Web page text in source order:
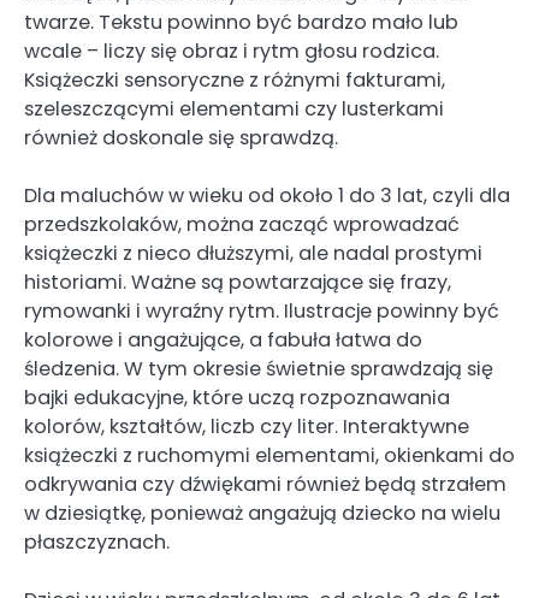
twarze. Tekstu powinno być bardzo mało lub
wcale – liczy się obraz i rytm głosu rodzica.
Książeczki sensoryczne z różnymi fakturami,
szeleszczącymi elementami czy lusterkami
również doskonale się sprawdzą.
Dla maluchów w wieku od około 1 do 3 lat, czyli dla
przedszkolaków, można zacząć wprowadzać
książeczki z nieco dłuższymi, ale nadal prostymi
historiami. Ważne są powtarzające się frazy,
rymowanki i wyraźny rytm. Ilustracje powinny być
kolorowe i angażujące, a fabuła łatwa do
śledzenia. W tym okresie świetnie sprawdzają się
bajki edukacyjne, które uczą rozpoznawania
kolorów, kształtów, liczb czy liter. Interaktywne
książeczki z ruchomymi elementami, okienkami do
odkrywania czy dźwiękami również będą strzałem
w dziesiątkę, ponieważ angażują dziecko na wielu
płaszczyznach.